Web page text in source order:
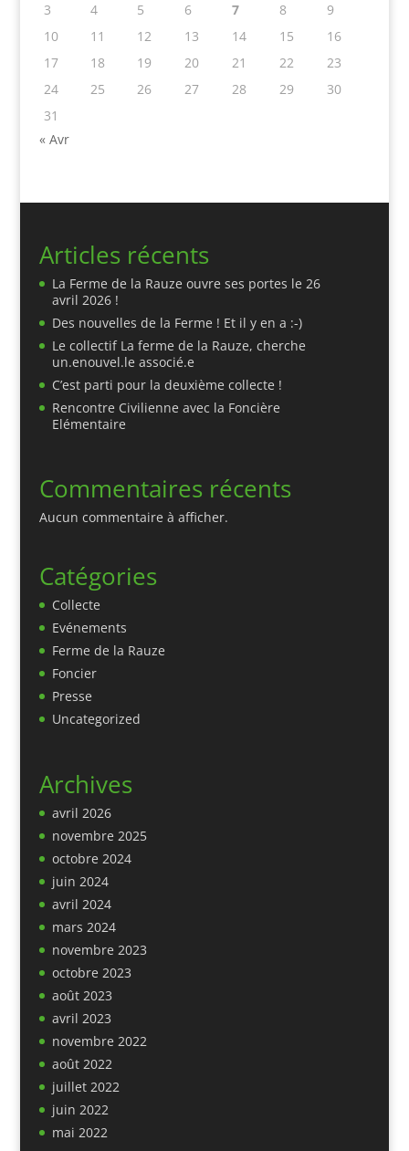
3
4 5 6 7 8
9
10
11 12 13 14 15
16
17
18 19 20 21 22
23
24
25 26 27 28 29
30
31
« Avr
Articles récents
La Ferme de la Rauze ouvre ses portes le 26
avril 2026 !
Des nouvelles de la Ferme ! Et il y en a :-)
Le collectif La ferme de la Rauze, cherche
un.enouvel.le associé.e
C’est parti pour la deuxième collecte !
Rencontre Civilienne avec la Foncière
Elémentaire
Commentaires récents
Aucun commentaire à afficher.
Catégories
Collecte
Evénements
Ferme de la Rauze
Foncier
Presse
Uncategorized
Archives
avril 2026
novembre 2025
octobre 2024
juin 2024
avril 2024
mars 2024
novembre 2023
octobre 2023
août 2023
avril 2023
novembre 2022
août 2022
juillet 2022
juin 2022
mai 2022